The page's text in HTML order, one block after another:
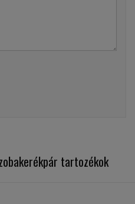
tartozékok